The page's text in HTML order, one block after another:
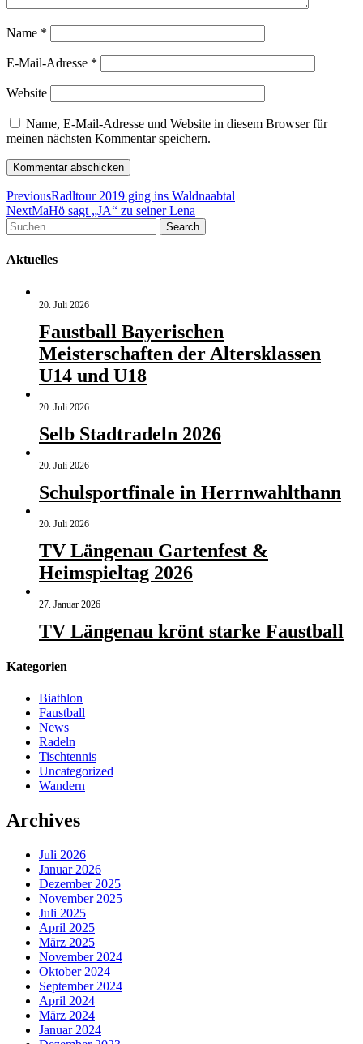
Name *
E-Mail-Adresse *
Website
Name, E-Mail-Adresse und Website in diesem Browser für
meinen nächsten Kommentar speichern.
Beitragsnavigation
PreviousRadltour 2019 ging ins Waldnaabtal
NextMaHö sagt „JA“ zu seiner Lena
Suchen
nach:
Search
Aktuelles
20. Juli 2026
Faustball Bayerischen
Meisterschaften der Altersklassen
U14 und U18
20. Juli 2026
Selb Stadtradeln 2026
20. Juli 2026
Schulsportfinale in Herrnwahlthann
20. Juli 2026
TV Längenau Gartenfest &
Heimspieltag 2026
27. Januar 2026
TV Längenau krönt starke Faustball
Kategorien
Biathlon
Faustball
News
Radeln
Tischtennis
Uncategorized
Wandern
Archives
Juli 2026
Januar 2026
Dezember 2025
November 2025
Juli 2025
April 2025
März 2025
November 2024
Oktober 2024
September 2024
April 2024
März 2024
Januar 2024